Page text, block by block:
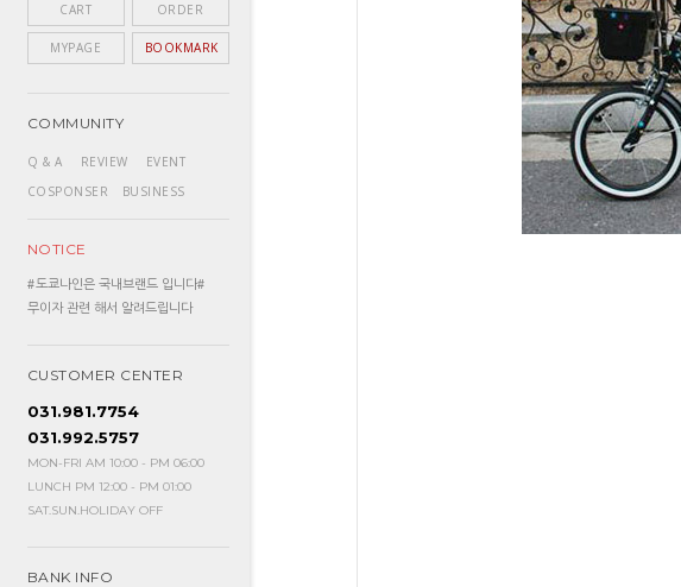
CART ORDER
MYPAGE BOOKMARK
COMMUNITY
Q & A REVIEW
EVENT
COSPONSER
BUSINESS
NOTICE
#도쿄나인은 국내브랜드 입니다#
무이자 관련 해서 알려드립니다
CUSTOMER CENTER
031.981.7754
031.992.5757
MON-FRI AM 10:00 - PM 06:00
LUNCH PM 12:00 - PM 01:00
SAT.SUN.HOLIDAY OFF
BANK INFO